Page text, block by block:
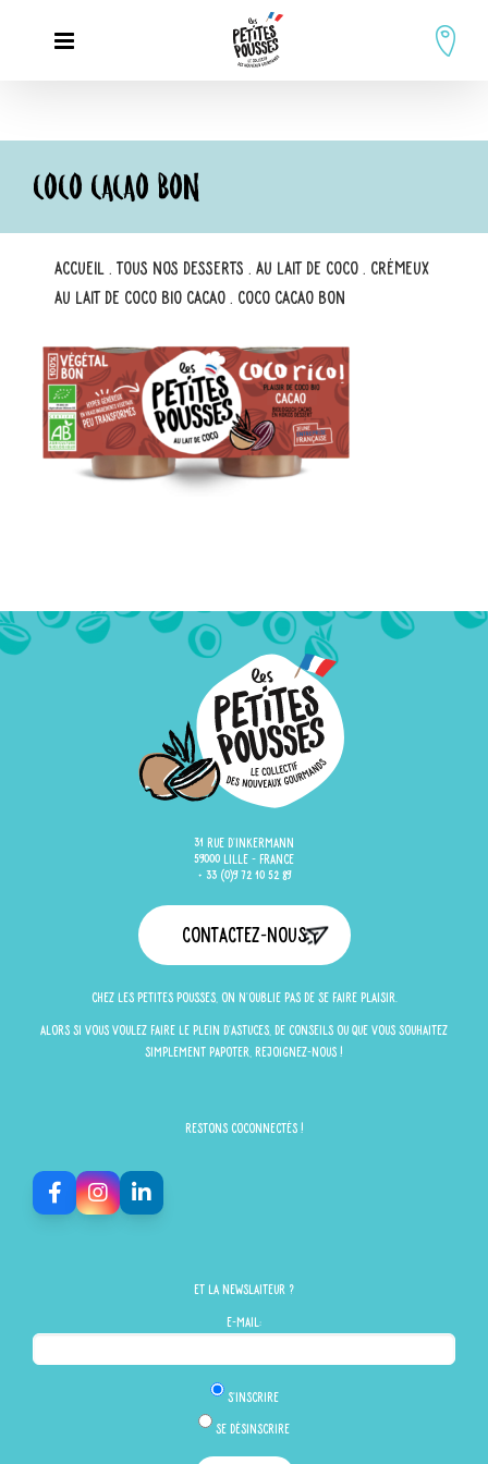
COCO CACAO BON
Accueil . Tous nos desserts . Au lait de coco . Crémeux
au lait de coco bio cacao . coco cacao bon
31 rue d'Inkermann
59000 Lille - France
+ 33 (0)9 72 10 52 89
Contactez-nous
Chez Les Petites Pousses, on n'oublie pas de se faire plaisir.
Alors si vous voulez faire le plein d'astuces, de conseils ou que vous souhaitez
simplement papoter, rejoignez-nous !
Restons Coconnectés !
Et la newslaiteur ?
E-mail:
S'inscrire
Se désinscrire